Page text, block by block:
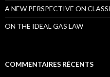
A NEW PERSPECTIVE ON
ON THE IDEAL GAS LAW
COMMENTAIRES RÉCENTS